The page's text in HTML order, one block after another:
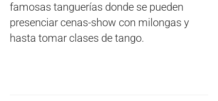
famosas tanguerías donde se pueden
presenciar cenas-show con milongas y
hasta tomar clases de tango.